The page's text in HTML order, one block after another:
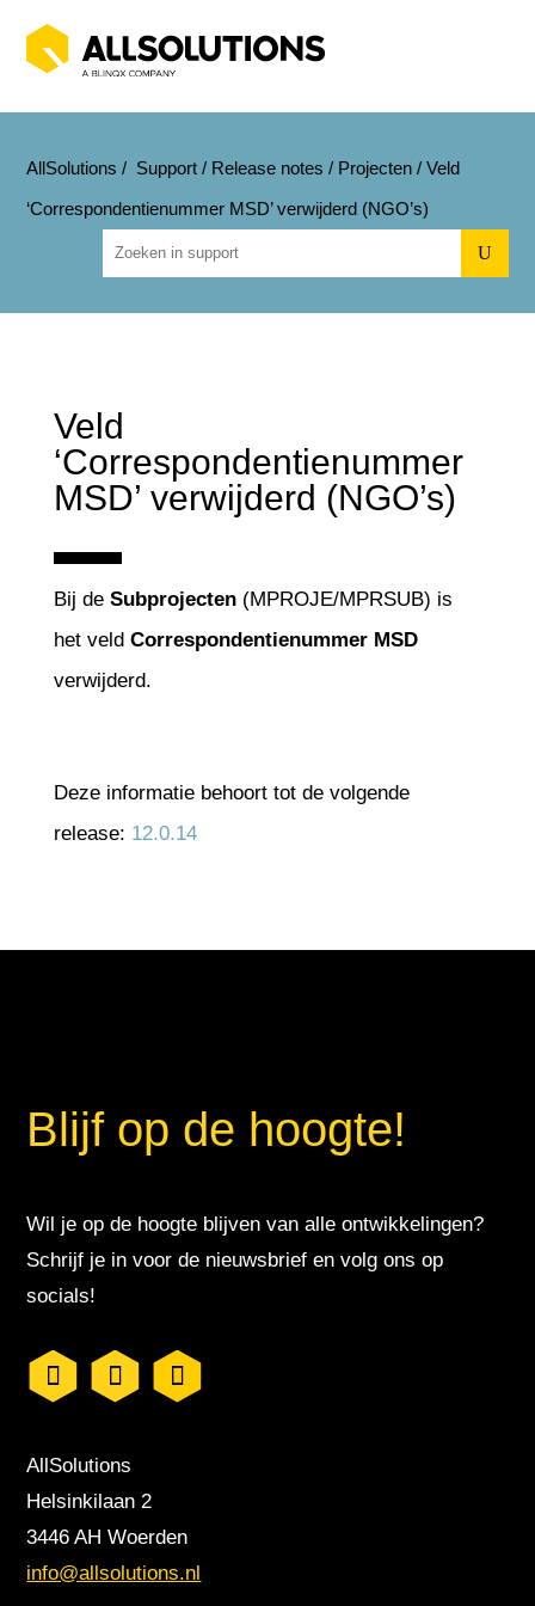
AllSolutions / Support/ Release notes / Projecten /Veld
‘Correspondentienummer MSD’ verwijderd (NGO’s)
U
Veld
‘Correspondentienummer
MSD’ verwijderd (NGO’s)
Bij de Subprojecten (MPROJE/MPRSUB) is
het veld Correspondentienummer MSD
verwijderd.
Deze informatie behoort tot de volgende
release: 12.0.14
Blijf op de hoogte!
Wil je op de hoogte blijven van alle ontwikkelingen?
Schrijf je in voor de nieuwsbrief en volg ons op
socials!
AllSolutions
Helsinkilaan 2
3446 AH Woerden
info@allsolutions.nl